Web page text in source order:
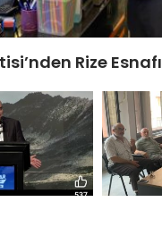
Rize